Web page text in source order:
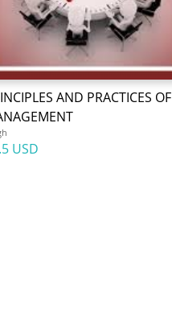
AND PRACTICES OF
USD